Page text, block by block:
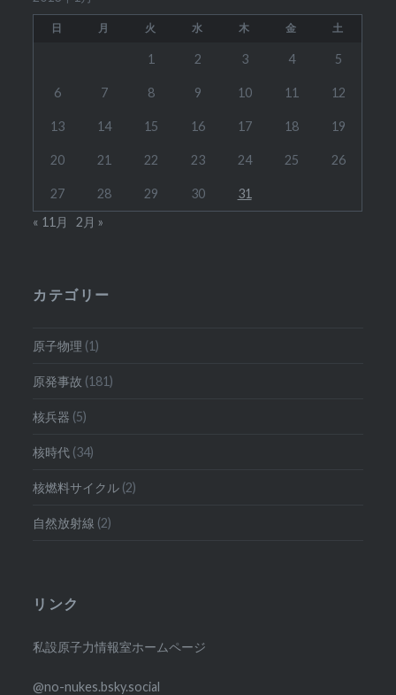
日 月 火 水 木 金 土
1 2 3 4 5
6 7 8 9 10 11 12
13 14 15 16 17 18 19
20 21 22 23 24 25 26
27 28 29 30
31
« 11月
2月 »
カテゴリー
原子物理 (1)
原発事故 (181)
核兵器 (5)
核時代 (34)
核燃料サイクル (2)
自然放射線 (2)
リンク
私設原子力情報室ホームページ
@no-nukes.bsky.social